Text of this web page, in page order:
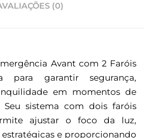
(0)
Avant com 2 Faróis
para garantir segurança,
em momentos de
sistema com dois faróis
ajustar o foco da luz,
e proporcionando